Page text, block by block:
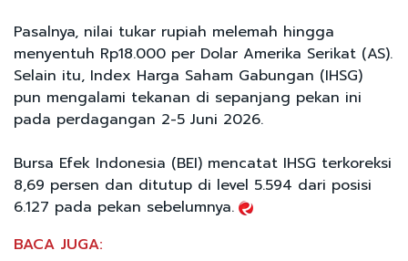
Pasalnya, nilai tukar rupiah melemah hingga
menyentuh Rp18.000 per Dolar Amerika Serikat (AS).
Selain itu, Index Harga Saham Gabungan (IHSG)
pun mengalami tekanan di sepanjang pekan ini
pada perdagangan 2-5 Juni 2026.
Bursa Efek Indonesia (BEI) mencatat IHSG terkoreksi
8,69 persen dan ditutup di level 5.594 dari posisi
6.127 pada pekan sebelumnya.
BACA JUGA: